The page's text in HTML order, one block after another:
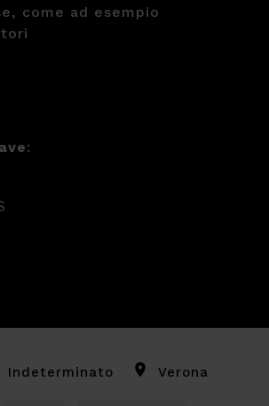
come ad esempio
:
Indeterminato Verona